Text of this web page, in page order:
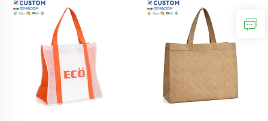
Geschenk
beschichtetem Vliesstoff
mit Buchstabenmuster, für
den Lebensmitteleinkauf